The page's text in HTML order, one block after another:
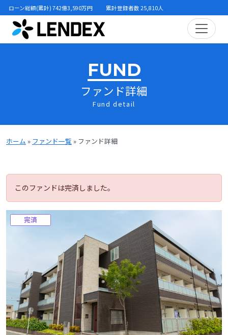
ローン総額(累計) 742億3,590万円 累計登録者数 25,810人
FUND
ファンド詳細
Fund detail
ホーム » ファンド一覧 » ファンド詳細
このファンドは完済しました。
完済